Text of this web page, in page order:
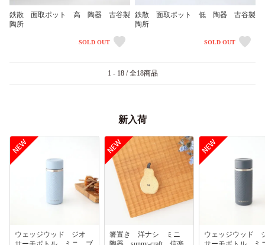
鉄散 面取ポット 高 陶器 古谷製
陶所
SOLD OUT
鉄散 面取ポット 低 陶器 古谷製
陶所
SOLD OUT
1 - 18 / 全18商品
新入荷
ウェッジウッド ジオ
箸置き 洋ナシ ミニ
ウェッジウッド